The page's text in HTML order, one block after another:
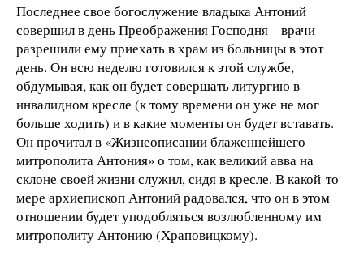
Последнее свое богослужение владыка Антоний
совершил в день Преображения Господня – врачи
разрешили ему приехать в храм из больницы в этот
день. Он всю неделю готовился к этой службе,
обдумывая, как он будет совершать литургию в
инвалидном кресле (к тому времени он уже не мог
больше ходить) и в какие моменты он будет вставать.
Он прочитал в «Жизнеописании блаженнейшего
митрополита Антония» о том, как великий авва на
склоне своей жизни служил, сидя в кресле. В какой-то
мере архиепископ Антоний радовался, что он в этом
отношении будет уподобляться возлюбленному им
митрополиту Антонию (Храповицкому).